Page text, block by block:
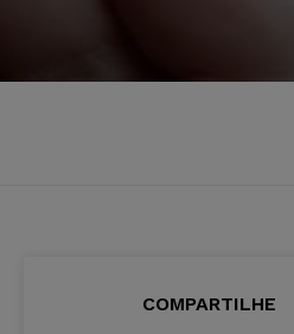
COMPARTILHE